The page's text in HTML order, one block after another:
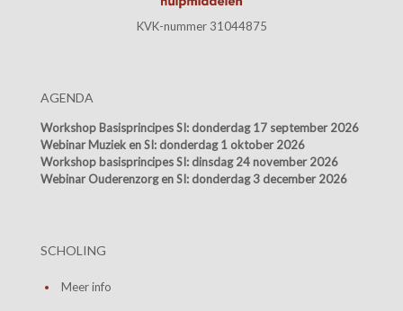
KVK-nummer 31044875
AGENDA
Workshop Basisprincipes SI: donderdag 17 september 2026
Webinar Muziek en SI: donderdag 1 oktober 2026
Workshop basisprincipes SI: dinsdag 24 november 2026
Webinar Ouderenzorg en SI: donderdag 3 december 2026
SCHOLING
Meer info